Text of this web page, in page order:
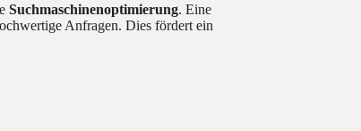
Suchmaschinenoptimierung. Eine
Anfragen. Dies fördert ein